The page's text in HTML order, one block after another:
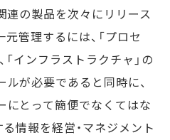
の製品を次々にリリース
元管理するには、「プロセ
「インフラストラクチャ」の
が必要であると同時に、
にとって簡便でなくてはな
情報を経営・マネジメント